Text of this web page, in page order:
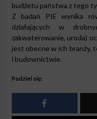
budżetu państwa z tego
Z badań PIE wynika
działających w
zakwaterowanie, uroda)
jest obecne w ich branży,
i budownictwie.
Podziel się: